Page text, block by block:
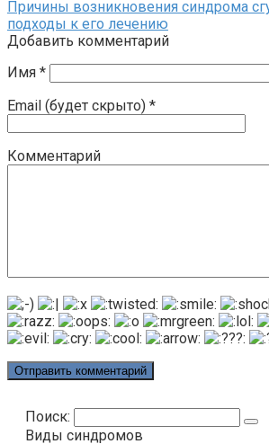
Причины возникновения синдрома
подходы к его лечению
Добавить комментарий
Имя *
Email (будет скрыто) *
Комментарий
Поиск:
Виды синдромов